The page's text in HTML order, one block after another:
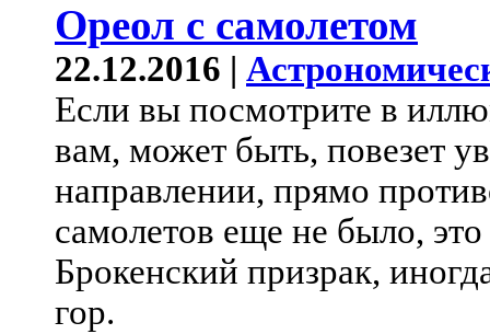
Ореол с самолетом
22.12.2016 |
Если вы посмотрите в
вам, может быть, повезет
направлении, прямо
самолетов еще не было,
Брокенский призрак,
гор.